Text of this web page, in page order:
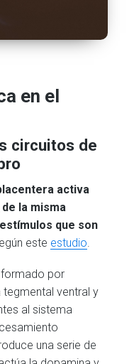
en el
circuitos de
activa
la misma
que son
este estudio.
por
tegmental ventral y
al sistema
una serie de